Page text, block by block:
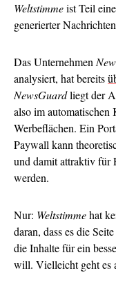
Weltstimmeist Teil
generierter
Das Unternehmen
analysiert, hat bereits
NewsGuardliegt der
also im
Werbeflächen. Ein
Paywall kann
und damit attraktiv für
werden.
Nur: Weltstimmehat
daran, dass es die
die Inhalte für ein
will. Vielleicht geht es